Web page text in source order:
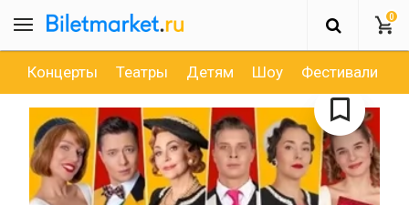
0
Концерты Театры Детям Шоу Фестивали